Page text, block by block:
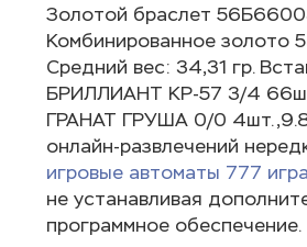
Золотой браслет
Комбинированное золото
Средний вес: 34,31 гр.
БРИЛЛИАНТ КР-57 3/4
ГРАНАТ ГРУША 0/0
онлайн-развлечений
игровые автоматы 777
не устанавливая
программное обеспечение.